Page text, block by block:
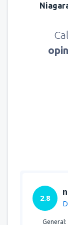
2.8
General: